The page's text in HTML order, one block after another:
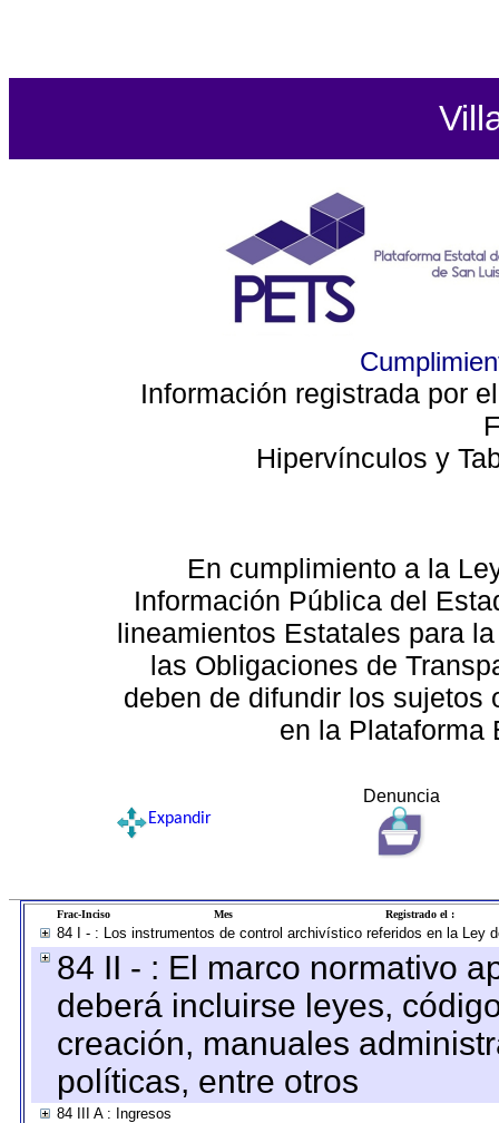
Información registrada por
Hipervínculos y
En cumplimiento a la
Información Pública del
lineamientos Estatales para
las Obligaciones de
deben de difundir los sujetos
en la Plataforma
Denuncia
Expandir
Frac-Inciso Mes Registrado el :
84 I - : Los instrumentos de control archivístico referidos en la Ley
84 II - : El marco normativo
deberá incluirse leyes,
creación, manuales
políticas, entre otros
84 III A : Ingresos